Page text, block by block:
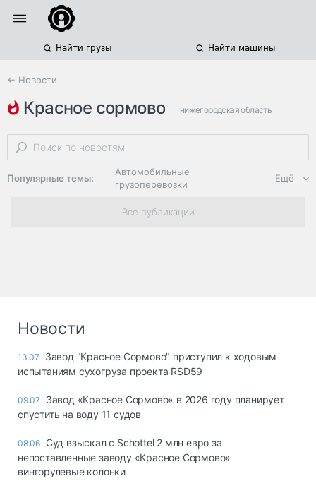
Найти грузы Найти машины
← Новости
красное сормово нижегородская область
сухогрузы морские грузоперевозки
Популярные темы:
Автомобильные
грузоперевозки
Региональная
логистика
опасные грузы
страхование
Склады и
грузовые
терминалы
Ещё
Все публикации
Новости
13.07
Завод "Красное Сормово" приступил к ходовым
испытаниям сухогруза проекта RSD59
09.07
Завод «Красное Сормово» в 2026 году планирует
спустить на воду 11 судов
08.06 Суд взыскал с Schottel 2 млн евро за
непоставленные заводу «Красное Сормово»
винторулевые колонки